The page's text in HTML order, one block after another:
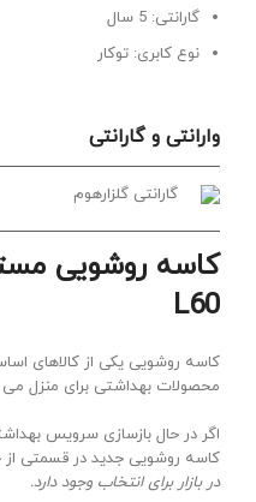
گارانتی: 5 سال
نوع کابری: توکار
وارانتی و گارانتی
گارانتی گلزارهوم
کاسه روشویی
L60
کاسه روشویی یکی از کالاهای
محصولات بهداشتی برای منزل می
اگر در حال بازسازی سرویس
کاسه روشویی جدید در قسمتی از
در بازار برای انتخاب وجود دارد.